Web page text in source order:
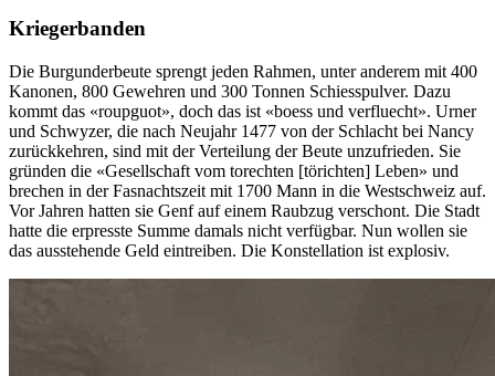
Krieger­ban­den
Die Burgunderbeute sprengt jeden Rahmen, unter anderem mit 400
Kanonen, 800 Gewehren und 300 Tonnen Schiesspulver. Dazu
kommt das «roupguot», doch das ist «boess und verfluecht». Urner
und Schwyzer, die nach Neujahr 1477 von der Schlacht bei Nancy
zurückkehren, sind mit der Verteilung der Beute unzufrieden. Sie
gründen die «Gesellschaft vom torechten [törichten] Leben» und
brechen in der Fasnachtszeit mit 1700 Mann in die Westschweiz auf.
Vor Jahren hatten sie Genf auf einem Raubzug verschont. Die Stadt
hatte die erpresste Summe damals nicht verfügbar. Nun wollen sie
das ausstehende Geld eintreiben. Die Konstellation ist explosiv.